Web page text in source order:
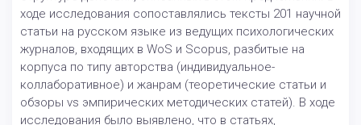
ходе исследования сопоставлялись тексты 201 научной
статьи на русском языке из ведущих психологических
журналов, входящих в WoS и Scopus, разбитые на
корпуса по типу авторства (индивидуальное-
коллаборативное) и жанрам (теоретические статьи и
обзоры vs эмпирических методических статей). В ходе
исследования было выявлено, что в статьях,